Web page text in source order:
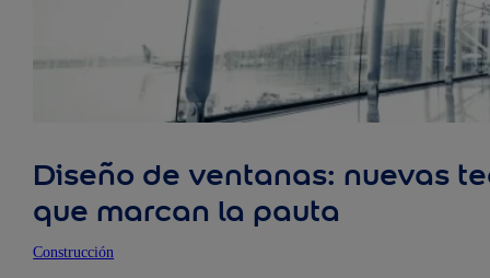
Diseño de ventanas: nuevas
que marcan la pauta
Construcción